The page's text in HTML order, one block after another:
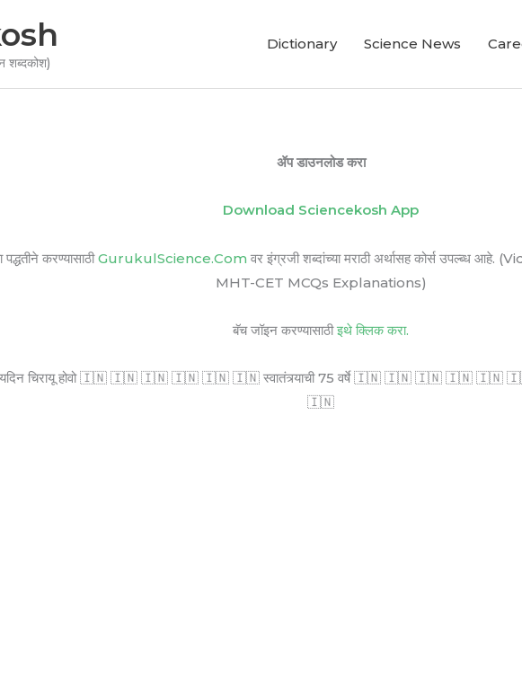
शब्दकोश)
Dictionary Science News
ॲप डाउनलोड करा
Download Sciencekosh App
करण्यासाठीGurukulScience.Com वर इंग्रजी शब्दांच्या मराठी अर्थासह कोर्स
MHT-CET MCQs Explanations)
बॅच जॉइन करण्यासाठीइथे क्लिक करा.
होवो 🇮🇳 🇮🇳 🇮🇳 🇮🇳 🇮🇳 🇮🇳 स्वातंत्र्याची 75 वर्षे 🇮🇳 🇮🇳 🇮🇳 🇮🇳 🇮🇳 🇮🇳
🇮🇳